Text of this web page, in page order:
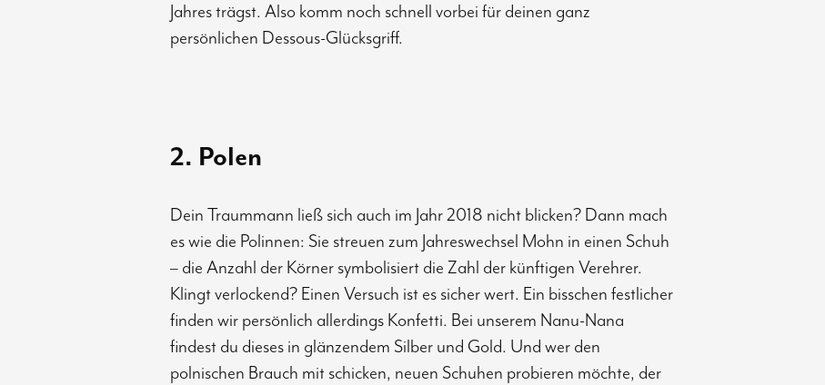
Jahres trägst. Also komm noch schnell vorbei für deinen ganz
persönlichen Dessous-Glücksgriff.
2. Polen
Dein Traummann ließ sich auch im Jahr 2018 nicht blicken? Dann mach
es wie die Polinnen: Sie streuen zum Jahreswechsel Mohn in einen Schuh
– die Anzahl der Körner symbolisiert die Zahl der künftigen Verehrer.
Klingt verlockend? Einen Versuch ist es sicher wert. Ein bisschen festlicher
finden wir persönlich allerdings Konfetti. Bei unserem Nanu-Nana
findest du dieses in glänzendem Silber und Gold. Und wer den
polnischen Brauch mit schicken, neuen Schuhen probieren möchte, der